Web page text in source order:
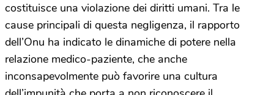
costituisce una violazione dei diritti umani. Tra le
cause principali di questa negligenza, il rapporto
dell’Onu ha indicato le dinamiche di potere nella
relazione medico-paziente, che anche
inconsapevolmente può favorire una cultura